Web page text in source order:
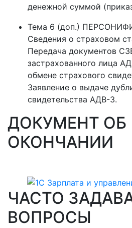
денежной суммой
Тема 6 (доп.)
Сведения о страховом
Передача документов
застрахованного лица
обмене страхового
Заявление о выдаче
свидетельства АДВ-3.
ДОКУМЕНТ ОБ
ОКОНЧАНИИ
ЧАСТО
ВОПРОСЫ